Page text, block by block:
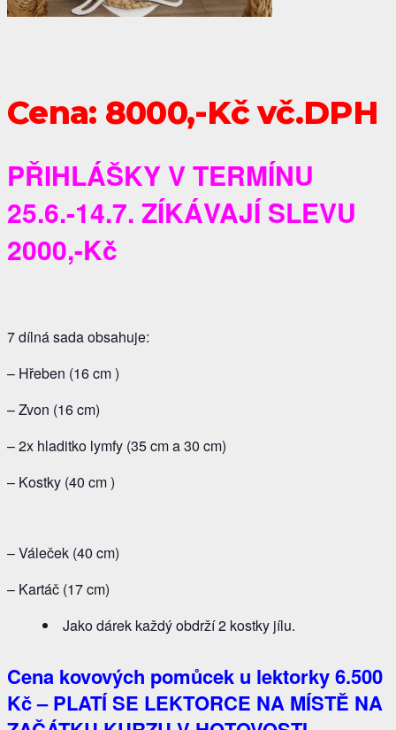
Cena: 8000,-Kč vč.DPH
PŘIHLÁŠKY V TERMÍNU
25.6.-14.7. ZÍKÁVAJÍ SLEVU
2000,-Kč
7 dílná sada obsahuje:
– Hřeben (16 cm )
– Zvon (16 cm)
– 2x hladitko lymfy (35 cm a 30 cm)
– Kostky (40 cm )
– Váleček (40 cm)
– Kartáč (17 cm)
Jako dárek každý obdrží 2 kostky jílu.
Cena kovových pomůcek u lektorky6.500
Kč– PLATÍ SE LEKTORCE NA MÍSTĚ NA